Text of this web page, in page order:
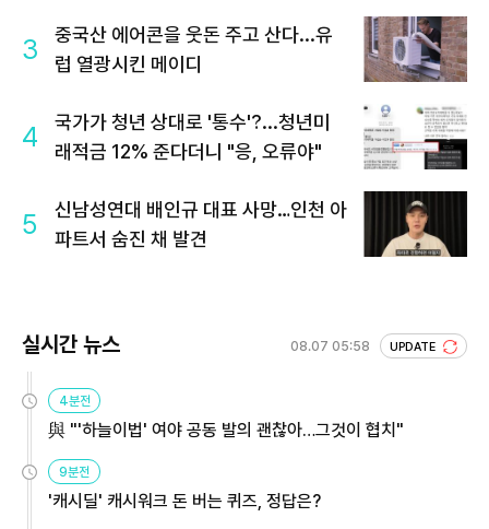
3
중국산 에어콘을 웃돈 주고 산다...유
럽 열광시킨 메이디
4
국가가 청년 상대로 '통수'?...청년미
래적금 12% 준다더니 "응, 오류야"
5
신남성연대 배인규 대표 사망…인천 아
파트서 숨진 채 발견
실시간 뉴스 08.07 05:58 UPDATE
4분전
與 "'하늘이법' 여야 공동 발의 괜찮아…그것이 협치"
9분전
'캐시딜' 캐시워크 돈 버는 퀴즈, 정답은?